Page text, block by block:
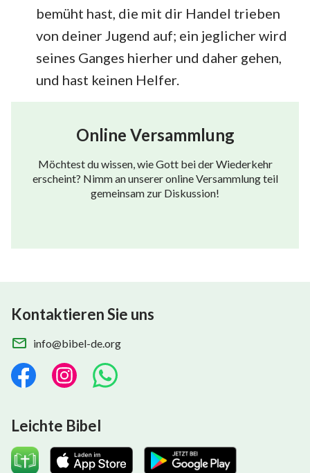
bemüht hast, die mit dir Handel trieben
von deiner Jugend auf; ein jeglicher wird
seines Ganges hierher und daher gehen,
und hast keinen Helfer.
Online Versammlung
Möchtest du wissen, wie Gott bei der Wiederkehr
erscheint? Nimm an unserer online Versammlung teil
gemeinsam zur Diskussion!
Kontaktieren Sie uns
info@bibel-de.org
Leichte Bibel